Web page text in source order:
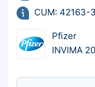
CUM: 42163-3
Pfizer
INVIMA